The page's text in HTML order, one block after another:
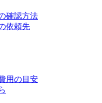
確認方法
依頼先
用の目安